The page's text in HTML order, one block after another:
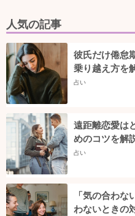
人気の記事
彼氏だけ倦怠
乗り越え方を
占い
遠距離恋愛は
めのコツを解
占い
「気の合わ
わないときの